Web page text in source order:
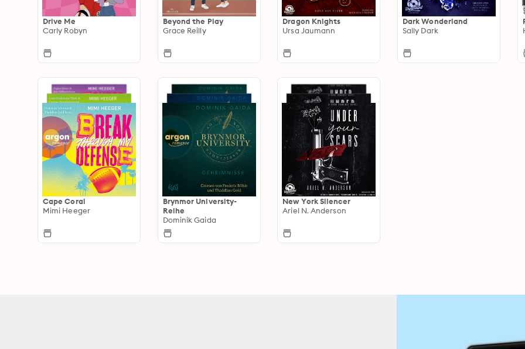
Drive Me
Carly Robyn
Beyond the Play
Grace Reilly
Dragon Knights
Ursa Jaumann
Dark Wonderland
Sally Dark
Cape Coral
Mimi Heeger
Brynmor University-
Reihe
Dominik Gaida
New York Silencer
Ariel N. Anderson